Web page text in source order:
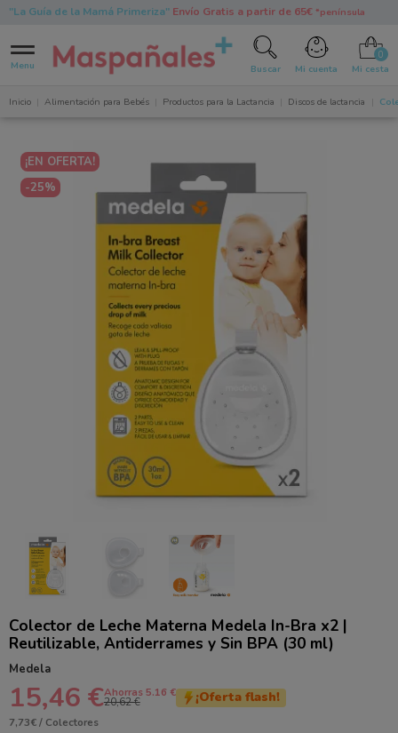
"La Guía de la Mamá Primeriza"Envío Gratis a partir de 65€ *península
Menu Buscar Mi cuenta Mi cesta
Inicio Alimentación para Bebés Productos para la Lactancia Discos de lactancia
¡EN OFERTA!
-25%
Colector de Leche Materna Medela In-Bra x2 |
Reutilizable, Antiderrames y Sin BPA (30 ml)
Medela
15,46 €Ahorras 5.16 €
20,62 € ¡Oferta flash!
7,73€ / Colectores